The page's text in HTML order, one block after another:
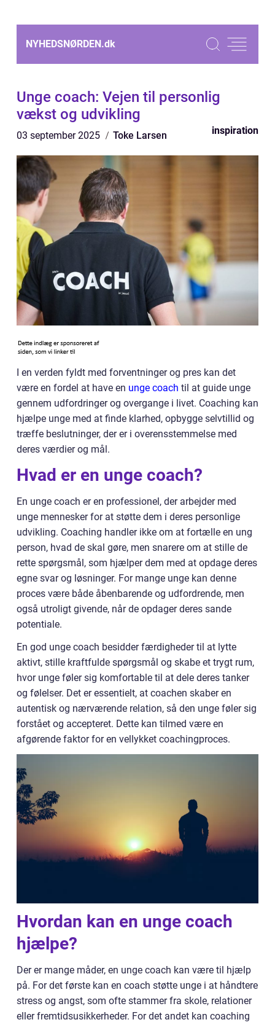
NYHEDSNØRDEN.dk
Unge coach: Vejen til personlig
vækst og udvikling
03 september 2025 Toke Larsen inspiration
I en verden fyldt med forventninger og pres kan det
være en fordel at have en unge coach til at guide unge
gennem udfordringer og overgange i livet. Coaching kan
hjælpe unge med at finde klarhed, opbygge selvtillid og
træffe beslutninger, der er i overensstemmelse med
deres værdier og mål.
Hvad er en unge coach?
En unge coach er en professionel, der arbejder med
unge mennesker for at støtte dem i deres personlige
udvikling. Coaching handler ikke om at fortælle en ung
person, hvad de skal gøre, men snarere om at stille de
rette spørgsmål, som hjælper dem med at opdage deres
egne svar og løsninger. For mange unge kan denne
proces være både åbenbarende og udfordrende, men
også utroligt givende, når de opdager deres sande
potentiale.
En god unge coach besidder færdigheder til at lytte
aktivt, stille kraftfulde spørgsmål og skabe et trygt rum,
hvor unge føler sig komfortable til at dele deres tanker
og følelser. Det er essentielt, at coachen skaber en
autentisk og nærværende relation, så den unge føler sig
forstået og accepteret. Dette kan tilmed være en
afgørende faktor for en vellykket coachingproces.
Hvordan kan en unge coach
hjælpe?
Der er mange måder, en unge coach kan være til hjælp
på. For det første kan en coach støtte unge i at håndtere
stress og angst, som ofte stammer fra skole, relationer
eller fremtidsusikkerheder. For det andet kan coaching